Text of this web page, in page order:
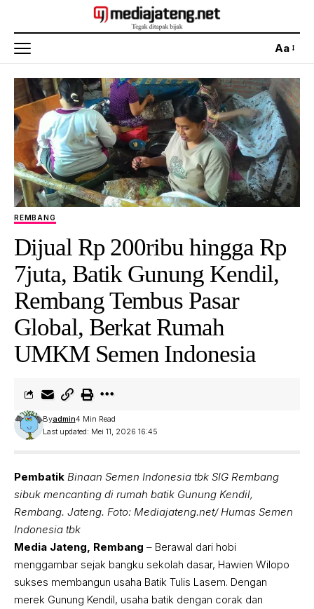
Aa
REMBANG
Dijual Rp 200ribu hingga Rp
7juta, Batik Gunung Kendil,
Rembang Tembus Pasar
Global, Berkat Rumah
UMKM Semen Indonesia
Last updated: Mei 11, 2026 16:45
Byadmin4 Min Read
Pembatik Binaan Semen Indonesia tbk SIG Rembang
sibuk mencanting di rumah batik Gunung Kendil,
Rembang. Jateng. Foto: Mediajateng.net/ Humas Semen
Indonesia tbk
Media Jateng, Rembang – Berawal dari hobi
menggambar sejak bangku sekolah dasar, Hawien Wilopo
sukses membangun usaha Batik Tulis Lasem. Dengan
merek Gunung Kendil, usaha batik dengan corak dan